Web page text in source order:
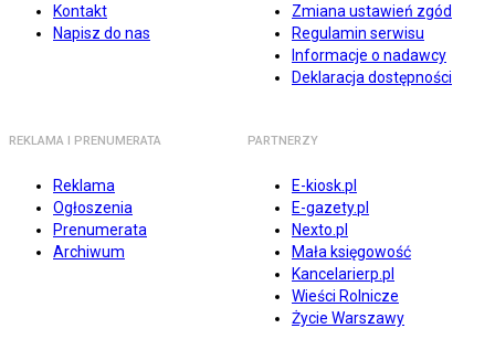
Kontakt
Napisz do nas
Zmiana ustawień zgód
Regulamin serwisu
Informacje o nadawcy
Deklaracja dostępności
REKLAMA I PRENUMERATA
Reklama
Ogłoszenia
Prenumerata
Archiwum
PARTNERZY
E-kiosk.pl
E-gazety.pl
Nexto.pl
Mała księgowość
Kancelarierp.pl
Wieści Rolnicze
Życie Warszawy